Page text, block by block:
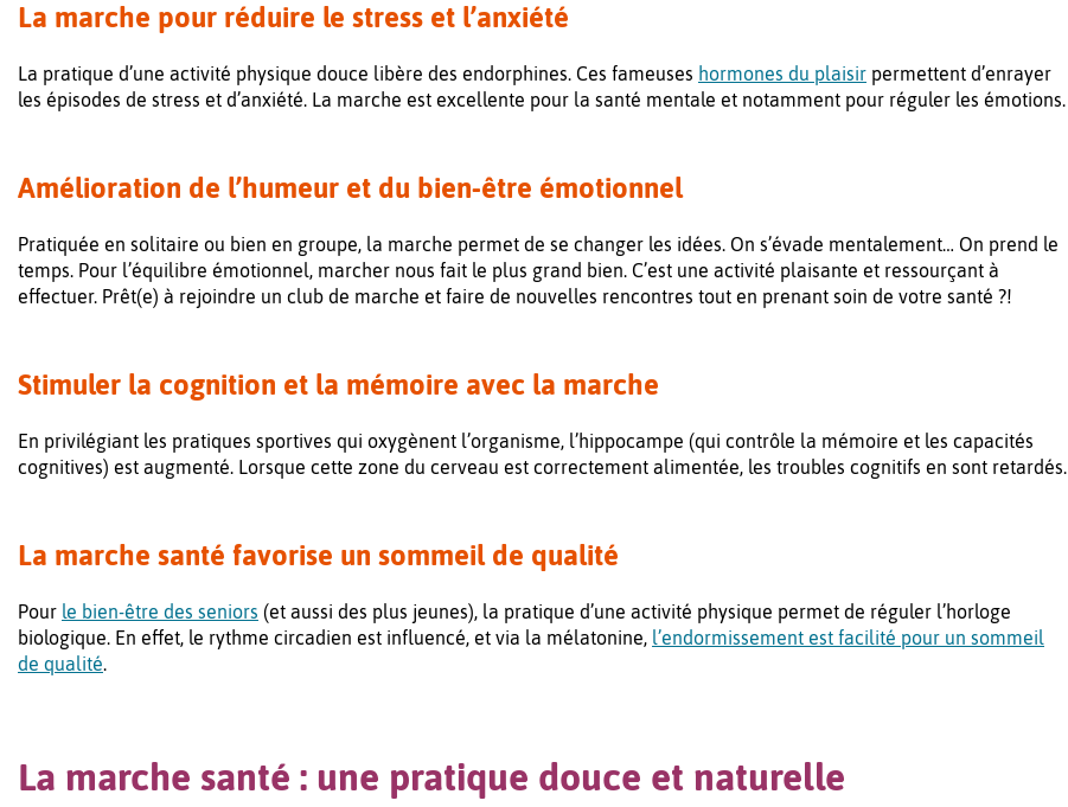
La marche pour réduire le stress et l’anxiété
La pratique d’une activité physique douce libère des endorphines. Ces fameuses hormones du plaisir permettent d’enrayer
les épisodes de stress et d’anxiété. La marche est excellente pour la santé mentale et notamment pour réguler les émotions.
Amélioration de l’humeur et du bien-être émotionnel
Pratiquée en solitaire ou bien en groupe, la marche permet de se changer les idées. On s’évade mentalement… On prend le
temps. Pour l’équilibre émotionnel, marcher nous fait le plus grand bien. C’est une activité plaisante et ressourçant à
effectuer. Prêt(e) à rejoindre un club de marche et faire de nouvelles rencontres tout en prenant soin de votre santé ?!
Stimuler la cognition et la mémoire avec la marche
En privilégiant les pratiques sportives qui oxygènent l’organisme, l’hippocampe (qui contrôle la mémoire et les capacités
cognitives) est augmenté. Lorsque cette zone du cerveau est correctement alimentée, les troubles cognitifs en sont retardés.
La marche santé favorise un sommeil de qualité
Pour le bien-être des seniors (et aussi des plus jeunes), la pratique d’une activité physique permet de réguler l’horloge
biologique. En effet, le rythme circadien est influencé, et via la mélatonine, l’endormissement est facilité pour un sommeil
de qualité.
La marche santé : une pratique douce et naturelle